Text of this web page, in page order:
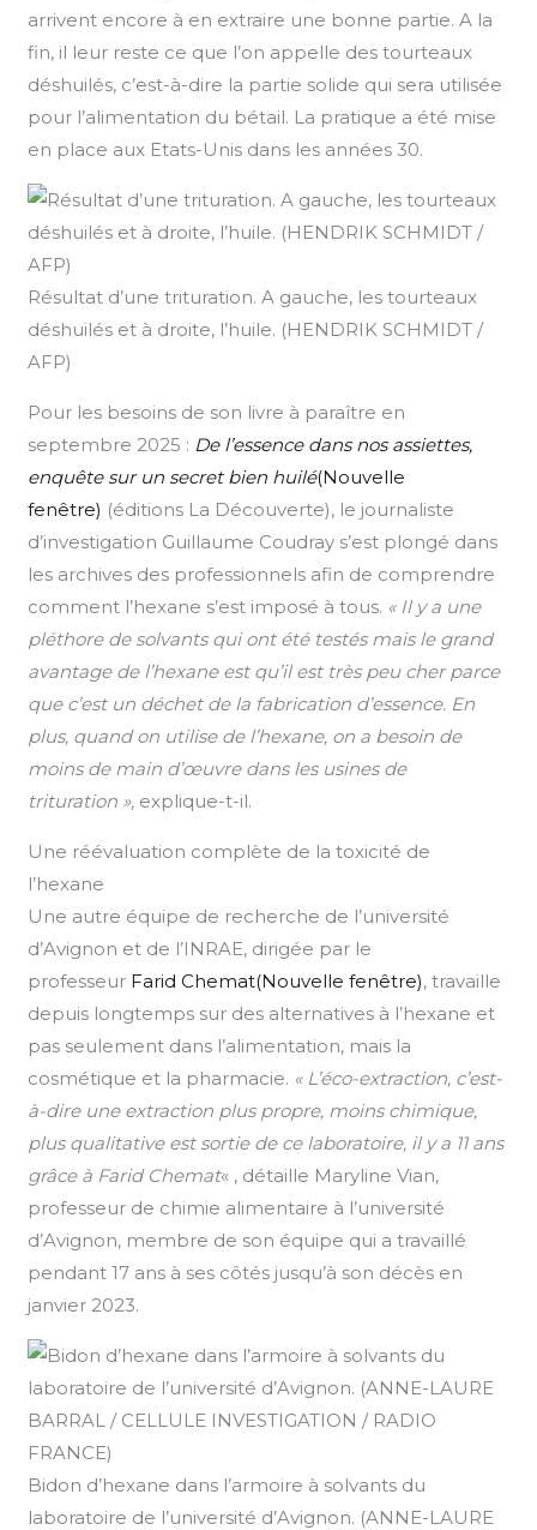
arrivent encore à en extraire une bonne partie. A la
fin, il leur reste ce que l’on appelle des tourteaux
déshuilés, c’est-à-dire la partie solide qui sera utilisée
pour l’alimentation du bétail. La pratique a été mise
en place aux Etats-Unis dans les années 30.
Résultat d’une trituration. A gauche, les tourteaux
déshuilés et à droite, l’huile. (HENDRIK SCHMIDT /
AFP)
Pour les besoins de son livre à paraître en
septembre 2025 : De l’essence dans nos assiettes,
enquête sur un secret bien huilé(Nouvelle
fenêtre) (éditions La Découverte), le journaliste
d’investigation Guillaume Coudray s’est plongé dans
les archives des professionnels afin de comprendre
comment l’hexane s’est imposé à tous. « Il y a une
pléthore de solvants qui ont été testés mais le grand
avantage de l’hexane est qu’il est très peu cher parce
que c’est un déchet de la fabrication d’essence. En
plus, quand on utilise de l’hexane, on a besoin de
moins de main d’œuvre dans les usines de
trituration », explique-t-il.
Une réévaluation complète de la toxicité de
l’hexane
Une autre équipe de recherche de l’université
d’Avignon et de l’INRAE, dirigée par le
professeur Farid Chemat(Nouvelle fenêtre), travaille
depuis longtemps sur des alternatives à l’hexane et
pas seulement dans l’alimentation, mais la
cosmétique et la pharmacie. « L’éco-extraction, c’est-
à-dire une extraction plus propre, moins chimique,
plus qualitative est sortie de ce laboratoire, il y a 11 ans
grâce à Farid Chemat« , détaille Maryline Vian,
professeur de chimie alimentaire à l’université
d’Avignon, membre de son équipe qui a travaillé
pendant 17 ans à ses côtés jusqu’à son décès en
janvier 2023.
Bidon d’hexane dans l’armoire à solvants du
laboratoire de l’université d’Avignon. (ANNE-LAURE